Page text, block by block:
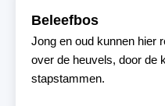
Beleefbos
Jong en oud kunnen hier
over de heuvels, door de
stapstammen.